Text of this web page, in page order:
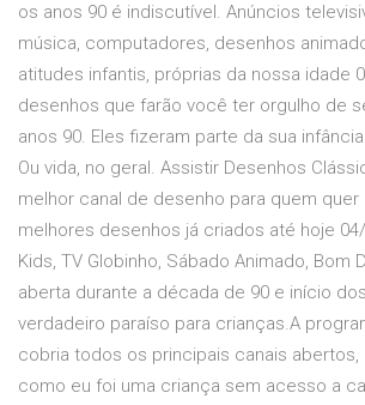
os anos 90 é indiscutível. Anúncios
música, computadores, desenhos
atitudes infantis, próprias da nossa idade
desenhos que farão você ter orgulho de
anos 90. Eles fizeram parte da sua
Ou vida, no geral. Assistir Desenhos
melhor canal de desenho para quem quer
melhores desenhos já criados até hoje 04/
Kids, TV Globinho, Sábado Animado, Bom
aberta durante a década de 90 e início
verdadeiro paraíso para crianças.A
cobria todos os principais canais
como eu foi uma criança sem acesso a